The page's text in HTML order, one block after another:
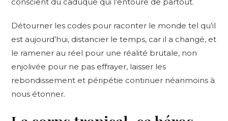
Détourner les codes pour raconter le monde tel qu’il
est aujourd’hui, distancier le temps, car il a changé, et
le ramener au réel pour une réalité brutale, non
enjolivée pour ne pas effrayer, laisser les
rebondissement et péripétie continuer néanmoins à
nous étonner.